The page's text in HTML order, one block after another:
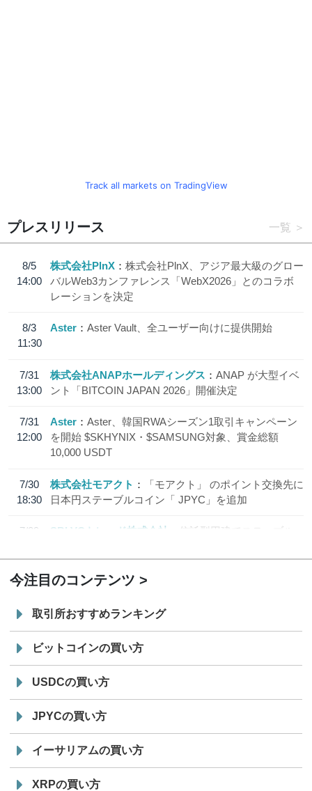
Track all markets on TradingView
プレスリリース 一覧
8/5
14:00
株式会社PlnX
株式会社PlnX、アジア最大級のグロー
バルWeb3カンファレンス「WebX2026」とのコラボ
レーションを決定
8/3
11:30
Aster Aster Vault、全ユーザー向けに提供開始
7/31
13:00
株式会社ANAPホールディングス
ANAP が大型イベ
ント「BITCOIN JAPAN 2026」開催決定
7/31
12:00
Aster
Aster、韓国RWAシーズン1取引キャンペーン
を開始 $SKHYNIX・$SAMSUNG対象、賞金総額
10,000 USDT
7/30
18:30
株式会社モアクト
「モアクト」 のポイント交換先に
日本円ステーブルコイン「 JPYC」を追加
7/29
SBI VCトレード株式会社
信託型円建てステーブル
今注目のコンテンツ
取引所おすすめランキング
ビットコインの買い方
USDCの買い方
JPYCの買い方
イーサリアムの買い方
XRPの買い方